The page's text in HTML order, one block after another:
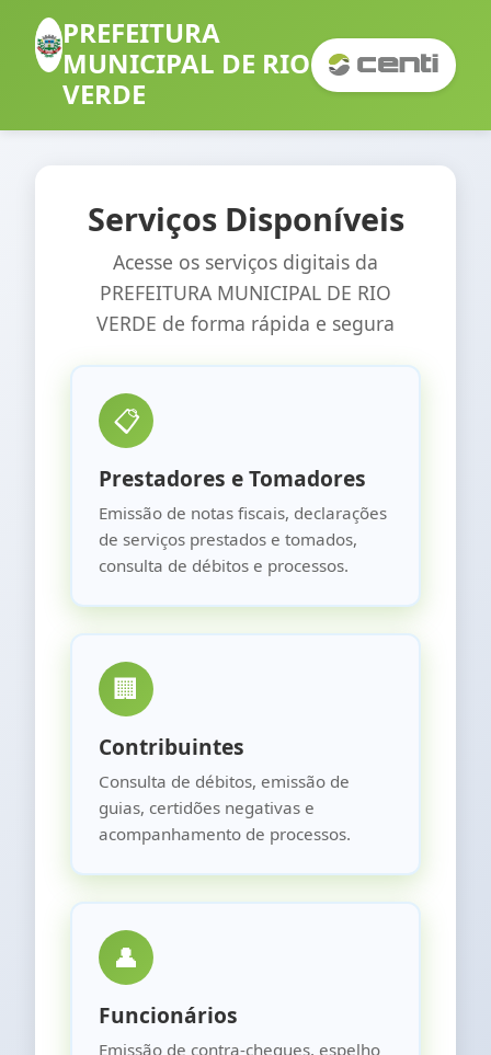
PREFEITURA
MUNICIPAL DE RIO
VERDE
Serviços Disponíveis
Acesse os serviços digitais da
PREFEITURA MUNICIPAL DE RIO
VERDE de forma rápida e segura
📋
Prestadores e Tomadores
Emissão de notas fiscais, declarações
de serviços prestados e tomados,
consulta de débitos e processos.
🏢
Contribuintes
Consulta de débitos, emissão de
guias, certidões negativas e
acompanhamento de processos.
👤
Funcionários
Emissão de contra-cheques, espelho